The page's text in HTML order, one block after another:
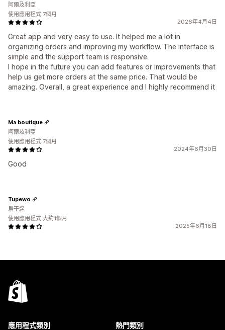
2026年4月4日
Great app and very easy to use. It helped me a lot in
organizing orders and improving my workflow. The interface is
simple and the support team is responsive.
I hope in the future you can add features or improvements that
help us get more orders at the same price. That would be
amazing. Overall, a great experience and I highly recommend it
阿爾及利亞
使用應用程式 7個月
2024年6月30日
Good
Ma boutique
阿爾及利亞
使用應用程式 7個月
2025年6月18日
Tupewo
烏干達
使用應用程式 大約1個月
應用程式類別 熱門類別